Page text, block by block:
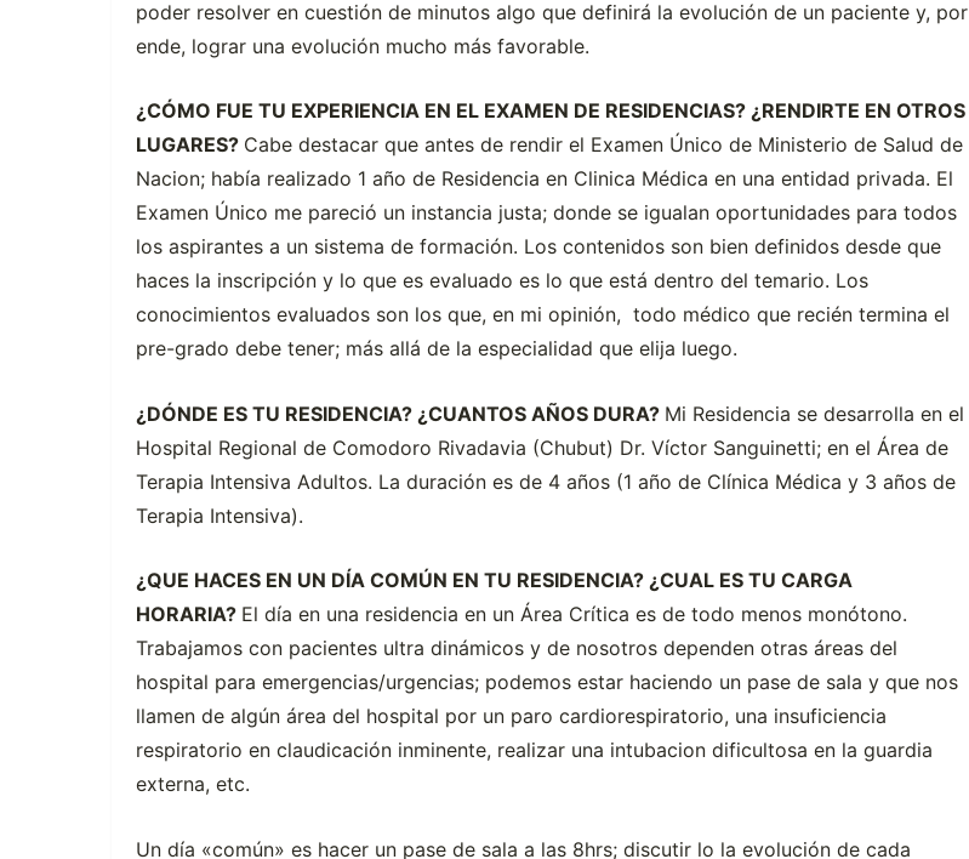
poder resolver en cuestión de minutos algo que definirá la evolución de un paciente y, por
ende, lograr una evolución mucho más favorable.
¿CÓMO FUE TU EXPERIENCIA EN EL EXAMEN DE RESIDENCIAS? ¿RENDIRTE EN OTROS
LUGARES? Cabe destacar que antes de rendir el Examen Único de Ministerio de Salud de
Nacion; había realizado 1 año de Residencia en Clinica Médica en una entidad privada. El
Examen Único me pareció un instancia justa; donde se igualan oportunidades para todos
los aspirantes a un sistema de formación. Los contenidos son bien definidos desde que
haces la inscripción y lo que es evaluado es lo que está dentro del temario. Los
conocimientos evaluados son los que, en mi opinión, todo médico que recién termina el
pre-grado debe tener; más allá de la especialidad que elija luego.
¿DÓNDE ES TU RESIDENCIA? ¿CUANTOS AÑOS DURA? Mi Residencia se desarrolla en el
Hospital Regional de Comodoro Rivadavia (Chubut) Dr. Víctor Sanguinetti; en el Área de
Terapia Intensiva Adultos. La duración es de 4 años (1 año de Clínica Médica y 3 años de
Terapia Intensiva).
¿QUE HACES EN UN DÍA COMÚN EN TU RESIDENCIA? ¿CUAL ES TU CARGA
HORARIA? El día en una residencia en un Área Crítica es de todo menos monótono.
Trabajamos con pacientes ultra dinámicos y de nosotros dependen otras áreas del
hospital para emergencias/urgencias; podemos estar haciendo un pase de sala y que nos
llamen de algún área del hospital por un paro cardiorespiratorio, una insuficiencia
respiratorio en claudicación inminente, realizar una intubacion dificultosa en la guardia
externa, etc.
Un día «común» es hacer un pase de sala a las 8hrs; discutir lo la evolución de cada